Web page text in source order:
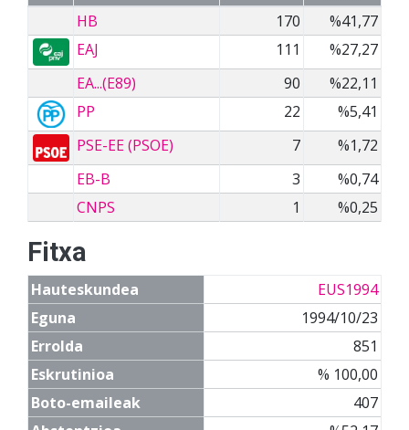
HB
170
%41,77
EAJ
111
%27,27
EA...(E89)
90
%22,11
PP
22
%5,41
PSE-EE (PSOE)
7
%1,72
EB-B
3
%0,74
CNPS
1 %0,25
Fitxa
Hauteskundea
EUS1994
Eguna
1994/10/23
Errolda
851
Eskrutinioa
% 100,00
Boto-emaileak
407